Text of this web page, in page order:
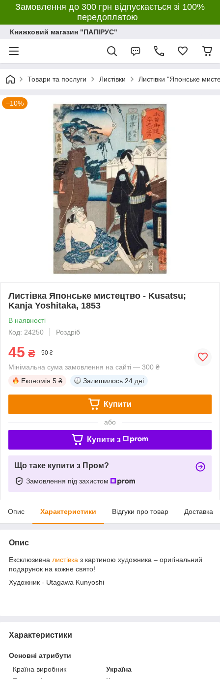
Замовлення до 300 грн відпускається зі 100%
передоплатою
Книжковий магазин "ПАПІРУС"
Товари та послуги Листівки Листівки "Японське
–10%
Листівка Японське мистецтво - Kusatsu;
Kanja Yoshitaka, 1853
В наявності
Код: 24250
Роздріб
45 ₴ 50 ₴
Мінімальна сума замовлення на сайті — 300 ₴
Економія 5 ₴ Залишилось 24 дні
Купити
або
Купити з
Що таке купити з Пром?
Замовлення під захистом
Опис Характеристики Відгуки про товар Доставка
Опис
Ексклюзивна листівка з картиною художника – оригінальний
подарунок на кожне свято!
Художник - Utagawa Kunyoshi
Характеристики
Основні атрибути
Країна виробник
Україна